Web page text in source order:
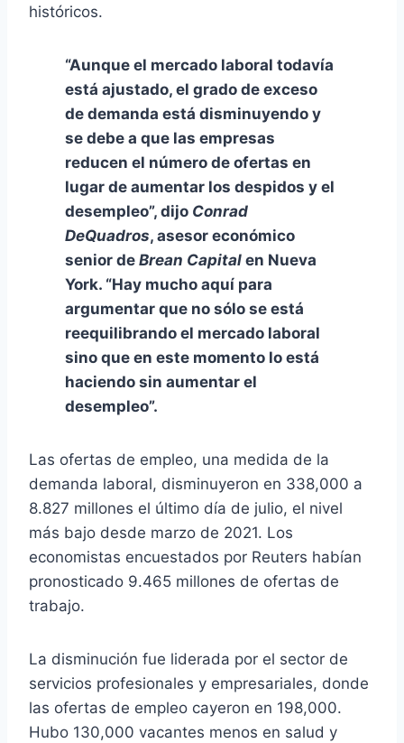
históricos.
“Aunque el mercado laboral todavía
está ajustado, el grado de exceso
de demanda está disminuyendo y
se debe a que las empresas
reducen el número de ofertas en
lugar de aumentar los despidos y el
desempleo”, dijo Conrad
DeQuadros, asesor económico
senior de Brean Capital en Nueva
York. “Hay mucho aquí para
argumentar que no sólo se está
reequilibrando el mercado laboral
sino que en este momento lo está
haciendo sin aumentar el
desempleo”.
Las ofertas de empleo, una medida de la
demanda laboral, disminuyeron en 338,000 a
8.827 millones el último día de julio, el nivel
más bajo desde marzo de 2021. Los
economistas encuestados por Reuters habían
pronosticado 9.465 millones de ofertas de
trabajo.
La disminución fue liderada por el sector de
servicios profesionales y empresariales, donde
las ofertas de empleo cayeron en 198,000.
Hubo 130,000 vacantes menos en salud y